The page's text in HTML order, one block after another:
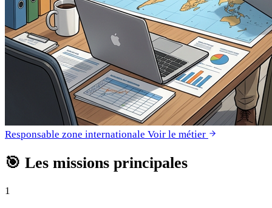
Responsable zone internationale Voir le métier
🎯 Les missions principales
1